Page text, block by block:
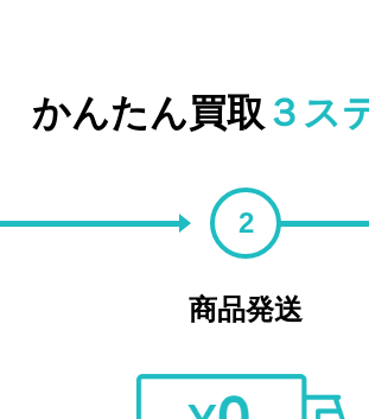
かんたん買取 ３ス
2
商品発送